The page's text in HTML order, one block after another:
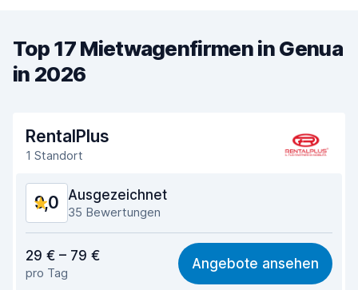
Top 17 Mietwagenfirmen in Genua
in 2026
RentalPlus
1 Standort
9,0 Ausgezeichnet
35 Bewertungen
8,5
Einfach zu finden 9,1
29 € – 79 €
pro Tag
Angebote ansehen